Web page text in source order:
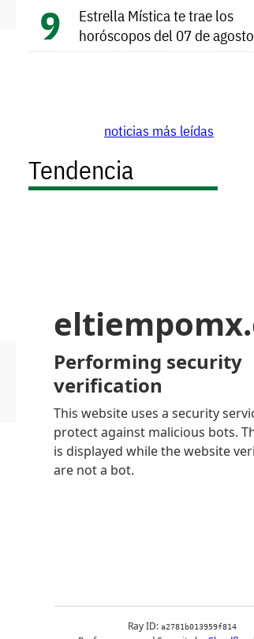
Estrella Mística te trae los
horóscopos del 07 de agosto
noticias más leídas
Tendencia